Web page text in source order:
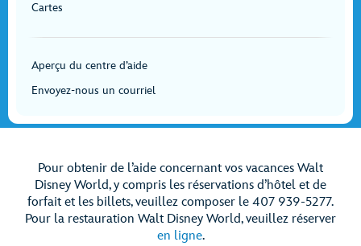
Cartes
Aperçu du centre d’aide
Envoyez-nous un courriel
Pour obtenir de l’aide concernant vos vacances Walt
Disney World, y compris les réservations d’hôtel et de
forfait et les billets, veuillez composer le 407 939-5277.
Pour la restauration Walt Disney World, veuillez réserver
en ligne.